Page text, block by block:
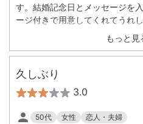
もっと見
す。結婚記念日とメッセージを
ージ付きで用意してくれてうれし
久しぶり
3.0
50代 女性
恋人・夫婦